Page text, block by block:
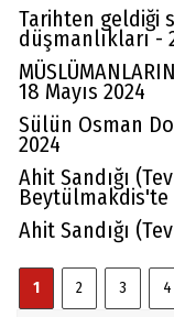
Tarihten geldiği
düşmanlıkları -
18 Mayıs 2024
Sülün Osman
2024
Ahit Sandığı
Beytülmakdis'te
Ahit Sandığı
1 2 3 4
ALLAH